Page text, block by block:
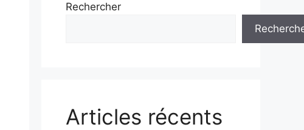
Rechercher
Articles récents